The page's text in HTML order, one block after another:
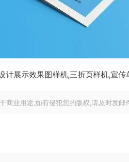
计展示效果图样机,三折页样机,宣
商业用途,如有侵犯您的版权,请及时发邮